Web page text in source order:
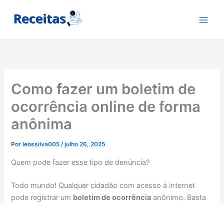
para
conteúdo
Como fazer um boletim de
ocorrência online de forma
anônima
Por leossilva005/julho 26, 2025
Quem pode fazer esse tipo de denúncia?
Todo mundo! Qualquer cidadão com acesso à internet
pode registrar um boletim de ocorrência anônimo. Basta